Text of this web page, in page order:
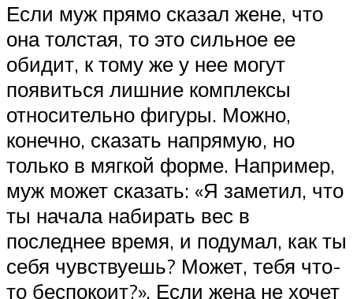
Если муж прямо сказал жене, что
она толстая, то это сильное ее
обидит, к тому же у нее могут
появиться лишние комплексы
относительно фигуры. Можно,
конечно, сказать напрямую, но
только в мягкой форме. Например,
муж может сказать: «Я заметил, что
ты начала набирать вес в
последнее время, и подумал, как ты
себя чувствуешь? Может, тебя что-
то беспокоит?». Если жена не хочет